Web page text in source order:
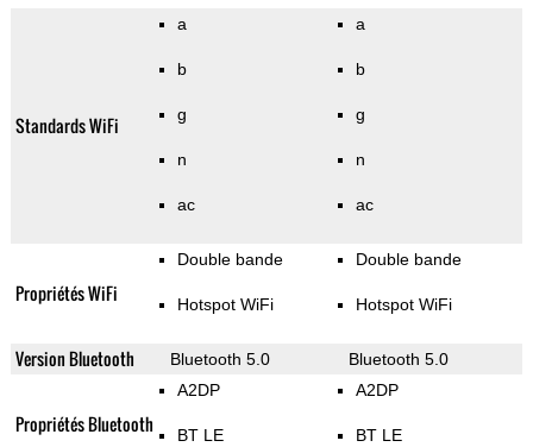
Standards WiFi
a
b
g
n
ac
a
b
g
n
ac
Propriétés WiFi
Double bande
Hotspot WiFi
Double bande
Hotspot WiFi
Version Bluetooth Bluetooth 5.0 Bluetooth 5.0
Propriétés Bluetooth
A2DP
BT LE
A2DP
BT LE